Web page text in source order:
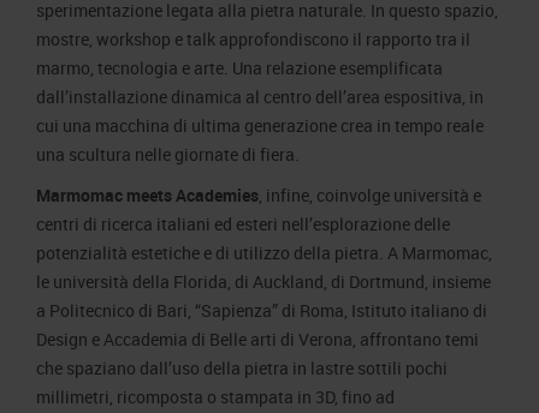
sperimentazione legata alla pietra naturale. In questo spazio,
mostre, workshop e talk approfondiscono il rapporto tra il
marmo, tecnologia e arte. Una relazione esemplificata
dall’installazione dinamica al centro dell’area espositiva, in
cui una macchina di ultima generazione crea in tempo reale
una scultura nelle giornate di fiera.
Marmomac meets Academies, infine, coinvolge università e
centri di ricerca italiani ed esteri nell’esplorazione delle
potenzialità estetiche e di utilizzo della pietra. A Marmomac,
le università della Florida, di Auckland, di Dortmund, insieme
a Politecnico di Bari, “Sapienza” di Roma, Istituto italiano di
Design e Accademia di Belle arti di Verona, affrontano temi
che spaziano dall’uso della pietra in lastre sottili pochi
millimetri, ricomposta o stampata in 3D, fino ad